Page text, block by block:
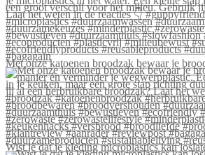
Met onze katoenen broodzak bewaar je
Wist je dat je kleding microplastics kan